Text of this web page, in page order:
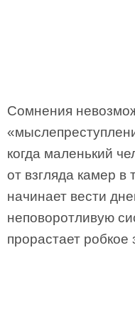
Сомнения
когда маленький
от взгляда камер в
начинает вести
неповоротливую
прорастает робкое